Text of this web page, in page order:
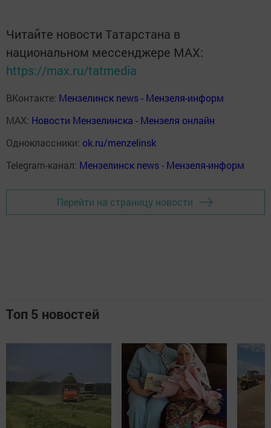
Читайте новости Татарстана в
национальном мессенджере MАХ:
https://max.ru/tatmedia
ВКонтакте: Мензелинск news - Мензеля-информ
MAX: Новости Мензелинска - Мензеля онлайн
Одноклассники: ok.ru/menzelinsk
Telegram-канал: Мензелинск news - Мензеля-информ
Перейти на страницу новости
Топ 5 новостей